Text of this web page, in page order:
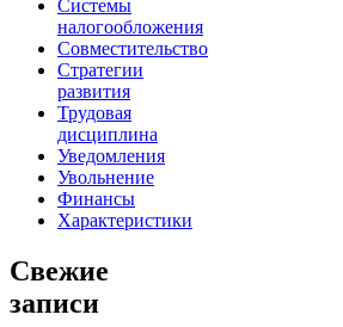
Системы
налогообложения
Совместительство
Стратегии
развития
Трудовая
дисциплина
Уведомления
Увольнение
Финансы
Характеристики
Свежие
записи